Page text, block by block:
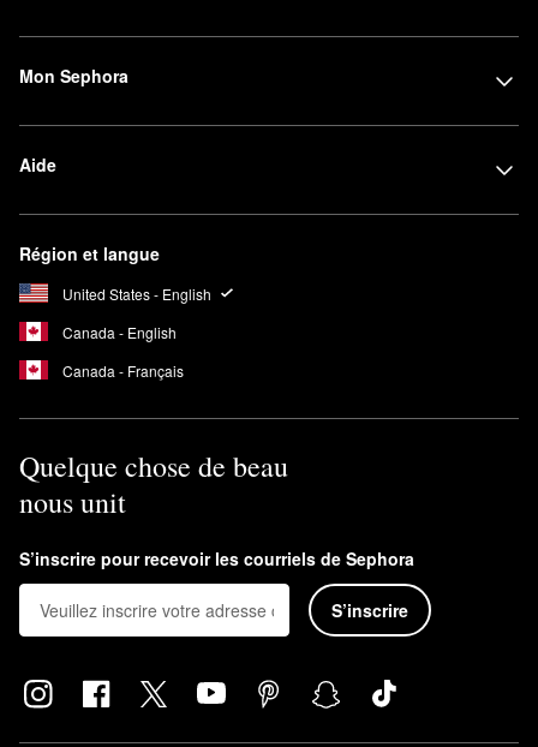
Mon Sephora
Aide
Région et langue
United States - English
Canada - English
Canada - Français
Quelque chose de beau
nous unit
S’inscrire pour recevoir les courriels de Sephora
S’inscrire